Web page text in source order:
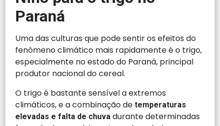
Paraná
Uma das culturas que pode sentir os efeitos do
fenômeno climático mais rapidamente é o trigo,
especialmente no estado do Paraná, principal
produtor nacional do cereal.
O trigo é bastante sensível a extremos
climáticos, e a combinação detemperaturas
elevadas e falta de chuva durante determinadas